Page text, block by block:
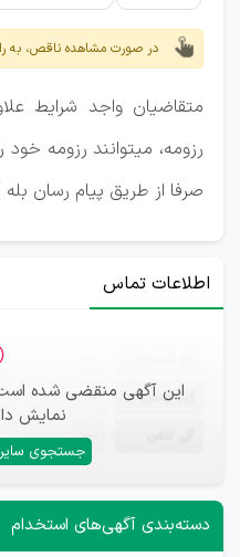
در صورت مشاهده ناقص، به
متقاضیان واجد شرایط
رزومه، میتوانند رزومه
صرفا از طریق پیام رسان
اطلاعات تماس
این آگهی منقضی شده است
نمایش
جستجوی
ایمیل —
—
دسته‌بندی آگهی‌های استخدام